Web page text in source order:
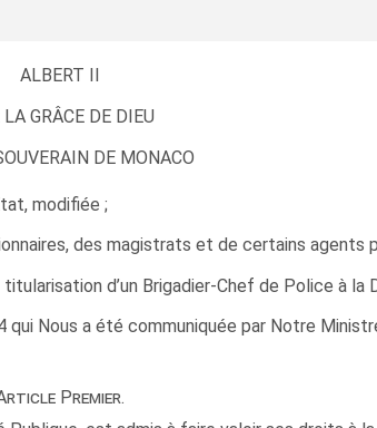
ALBERT II
LA GRÂCE DE DIEU
DE MONACO
modifiée ;
des magistrats et de certains agents
d’un Brigadier-Chef de Police à la
Nous a été communiquée par Notre
Premier.